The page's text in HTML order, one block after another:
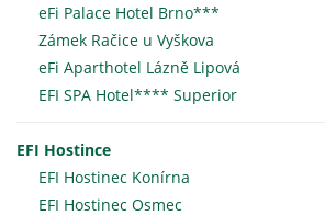
eFi Palace Hotel Brno***
Zámek Račice u Vyškova
eFi Aparthotel Lázně Lipová
EFI SPA Hotel**** Superior
EFI Hostince
EFI Hostinec Konírna
EFI Hostinec Osmec